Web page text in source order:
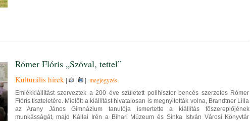
Rómer Flóris „Szóval, tettel”
Kulturális hírek| | | megjegyzés
Emlékkiállítást szerveztek a 200 éve született polihisztor bencés szerzetes Rómer
Flóris tiszteletére. Mielőtt a kiállítást hivatalosan is megnyitották volna, Brandtner Lilla
az Arany János Gimnázium tanulója ismertette a kiállítás főszereplőjének
munkásságát, majd Kállai Irén a Bihari Múzeum és Sinka István Városi Könyvtár